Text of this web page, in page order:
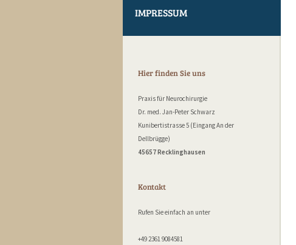
IMPRESSUM
Hier finden Sie uns
Praxis für Neurochirurgie
Dr. med. Jan-Peter Schwarz
Kunibertistrasse 5 (Eingang An der
Dellbrügge)
45657 Recklinghausen
Kontakt
Rufen Sie einfach an unter
+49 2361 9084581